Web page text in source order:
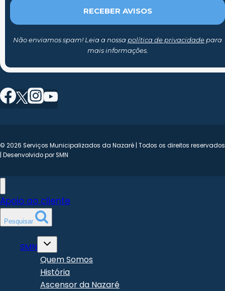
Não enviamos spam! Leia a nossapolítica de privacidadepara
mais informações.
© 2026 Serviços Municipalizados da Nazaré | Todos os direitos reservados
| Desenvolvido por SMN
Apoio ao cliente
Pesquisar
SMN
Toggle
child
menu
Quem Somos
História
Ascensor da Nazaré